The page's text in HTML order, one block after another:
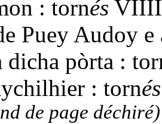
: tornés
Puey Audoy
dicha pòrta :
: torn
de page déchiré)